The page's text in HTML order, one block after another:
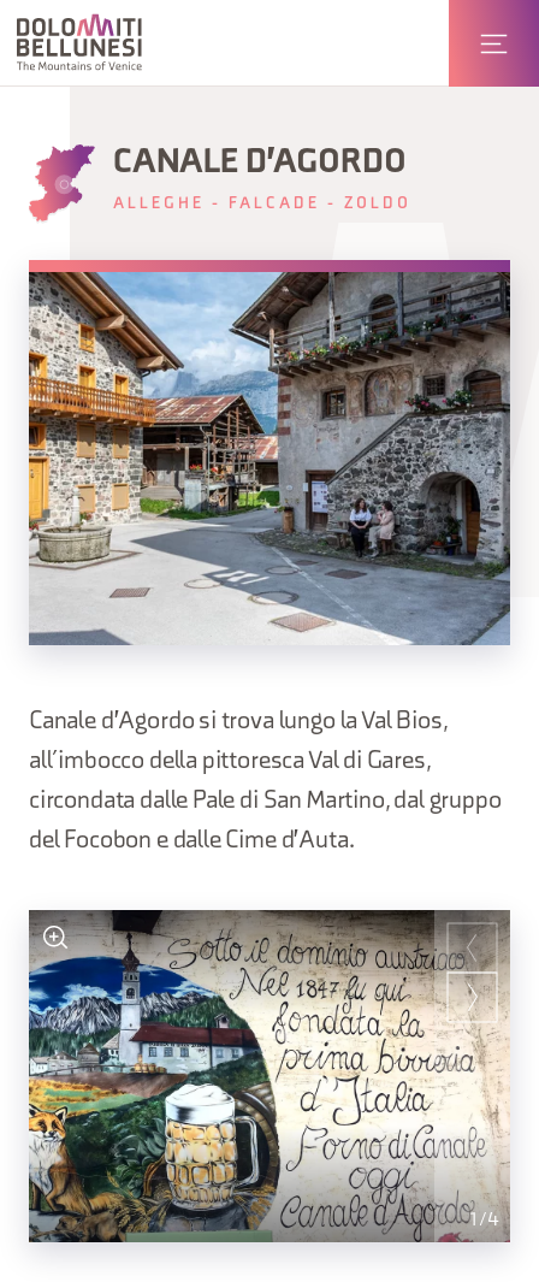
CANALE D'AGORDO
ALLEGHE - FALCADE - ZOLDO
Canale d'Agordo si trova lungo la Val Bios,
all’imbocco della pittoresca Val di Gares,
circondata dalle Pale di San Martino, dal gruppo
del Focobon e dalle Cime d'Auta.
1 /4